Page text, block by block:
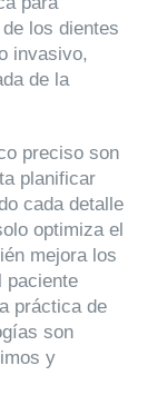
los dientes
invasivo,
de la
preciso son
planificar
cada detalle
optimiza el
mejora los
paciente
práctica de
son
y